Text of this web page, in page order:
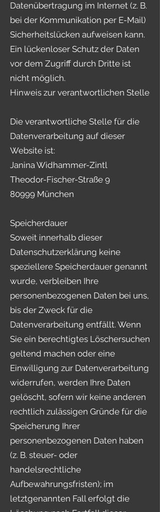
Datenübertragung im Internet (z. B.
bei der Kommunikation per E-Mail)
Sicherheitslücken aufweisen kann.
Ein lückenloser Schutz der Daten
vor dem Zugriff durch Dritte ist
nicht möglich.
Hinweis zur verantwortlichen Stelle
Die verantwortliche Stelle für die
Datenverarbeitung auf dieser
Website ist:
Janina Widhammer-Zintl
Theodor-Fischer-Straße 9
80999 München
Speicherdauer
Soweit innerhalb dieser
Datenschutzerklärung keine
speziellere Speicherdauer genannt
wurde, verbleiben Ihre
personenbezogenen Daten bei uns,
bis der Zweck für die
Datenverarbeitung entfällt. Wenn
Sie ein berechtigtes Löschersuchen
geltend machen oder eine
Einwilligung zur Datenverarbeitung
widerrufen, werden Ihre Daten
gelöscht, sofern wir keine anderen
rechtlich zulässigen Gründe für die
Speicherung Ihrer
personenbezogenen Daten haben
(z. B. steuer- oder
handelsrechtliche
Aufbewahrungsfristen); im
letztgenannten Fall erfolgt die